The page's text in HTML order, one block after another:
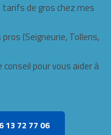
de gros chez mes
(Seigneurie, Tollens,
conseil pour vous aider à
13 72 77 06